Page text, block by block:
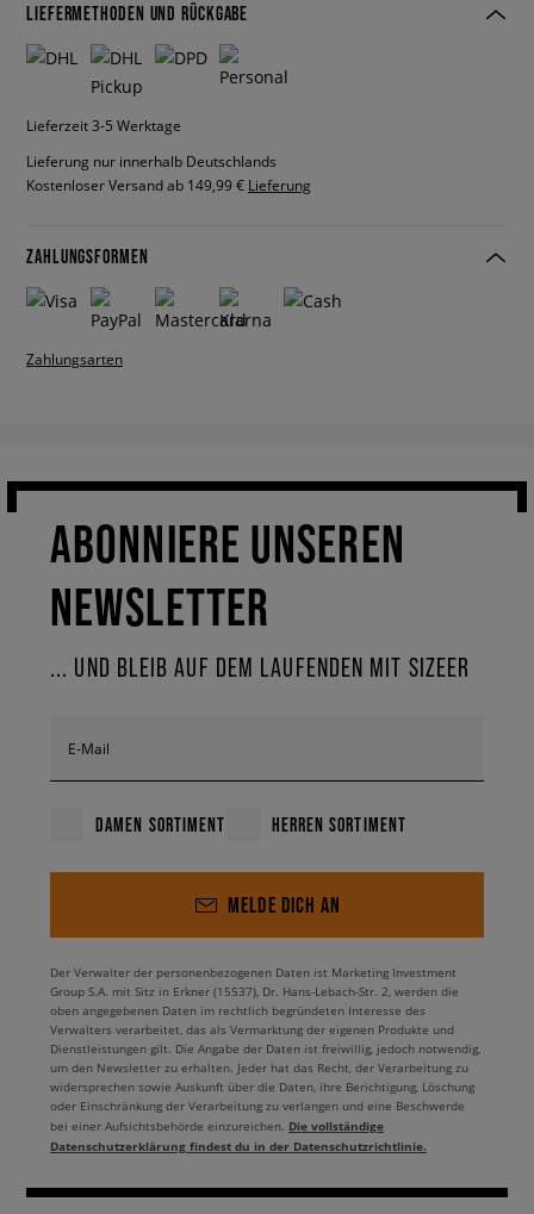
LIEFERMETHODEN UND RÜCKGABE
Lieferzeit 3-5 Werktage
Lieferung nur innerhalb Deutschlands
Kostenloser Versand ab 149,99 € Lieferung
ZAHLUNGSFORMEN
Zahlungsarten
ABONNIERE UNSEREN
NEWSLETTER
... UND BLEIB AUF DEM LAUFENDEN MIT SIZEER
E-Mail
DAMEN SORTIMENT HERREN SORTIMENT
MELDE DICH AN
Der Verwalter der personenbezogenen Daten ist Marketing Investment
Group S.A. mit Sitz in Erkner (15537), Dr. Hans-Lebach-Str. 2, werden die
oben angegebenen Daten im rechtlich begründeten Interesse des
Verwalters verarbeitet, das als Vermarktung der eigenen Produkte und
Dienstleistungen gilt. Die Angabe der Daten ist freiwillig, jedoch notwendig,
um den Newsletter zu erhalten. Jeder hat das Recht, der Verarbeitung zu
widersprechen sowie Auskunft über die Daten, ihre Berichtigung, Löschung
oder Einschränkung der Verarbeitung zu verlangen und eine Beschwerde
bei einer Aufsichtsbehörde einzureichen. Die vollständige
Datenschutzerklärung findest du in der Datenschutzrichtlinie.